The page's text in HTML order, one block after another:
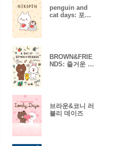
penguin and
cat days: 포근
BROWN&FRIE
NDS: 즐거운 하
브라운&코니 러
블리 데이즈